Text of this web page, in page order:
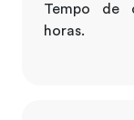
Tempo de
horas.